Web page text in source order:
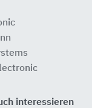
interessieren